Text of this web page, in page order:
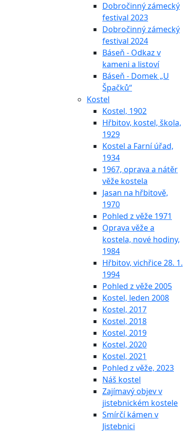
Dobročinný zámecký
festival 2023
Dobročinný zámecký
festival 2024
Báseň - Odkaz v
kameni a listoví
Báseň - Domek „U
Špačků“
Kostel
Kostel, 1902
Hřbitov, kostel, škola,
1929
Kostel a Farní úřad,
1934
1967, oprava a nátěr
věže kostela
Jasan na hřbitově,
1970
Pohled z věže 1971
Oprava věže a
kostela, nové hodiny,
1984
Hřbitov, vichřice 28. 1.
1994
Pohled z věže 2005
Kostel, leden 2008
Kostel, 2017
Kostel, 2018
Kostel, 2019
Kostel, 2020
Kostel, 2021
Pohled z věže, 2023
Náš kostel
Zajímavý objev v
jistebnickém kostele
Smírčí kámen v
Jistebnici